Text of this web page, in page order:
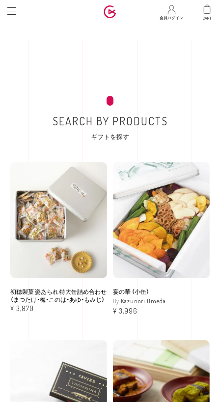
会員ログイン
SEARCH BY PRODUCTS
ギフトを探す
初穂製菓 姿あられ 特大缶詰め合わせ
（まつたけ・梅・このは・あゆ・もみじ）
¥ 3,870
宴の華 （小缶）
Kazunori Umeda
¥ 3,996